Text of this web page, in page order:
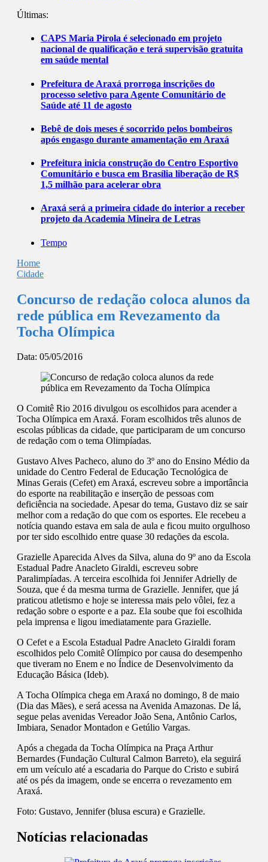
Últimas:
CAPS Maria Pirola é selecionado em projeto
nacional de qualificação e terá supervisão gratuita
em saúde mental
Prefeitura de Araxá prorroga inscrições do
processo seletivo para Agente Comunitário de
Saúde até 11 de agosto
Bebê de dois meses é socorrido pelos bombeiros
após engasgo durante amamentação em Araxá
Prefeitura inicia construção do Centro Esportivo
Comunitário e busca em Brasília liberação de R$
1,5 milhão para acelerar obra
Araxá será a primeira cidade do interior a receber
projeto da Academia Mineira de Letras
Tempo
Home
Cidade
Concurso de redação coloca alunos da
rede pública em Revezamento da
Tocha Olímpica
Data: 05/05/2016
O Comitê Rio 2016 divulgou os escolhidos para acender a
Tocha Olímpica em Araxá. Foram escolhidos três alunos de
escolas públicas da cidade, que participaram de um concurso
de redação com o tema Olimpíadas.
Gustavo Alves Pacheco, aluno do 3º ano do Ensino Médio da
unidade do Centro Federal de Educação Tecnológica de
Minas Gerais (Cefet) em Araxá, escreveu sobre a importância
do esporte na reabilitação e inserção de pessoas com
deficiência na sociedade. Apesar do tema, Gustavo diz se sair
melhor com a redação do que com os esportes. Ele recebeu a
notícia quando estava em sala de aula e ficou muito orgulhoso
por ter sido escolhido entre quase 30 redações da escola.
Grazielle Aparecida Alves da Silva, aluna do 9º ano da Escola
Estadual Padre Anacleto Giraldi, escreveu sobre
Paralimpíadas. A terceira escolhida foi Jennifer Adrielly de
Souza, que é da mesma turma de Grazielle. Jennifer, que já
praticou atletismo e hoje se interessa mais pelo vôlei, fez a
redação sobre o esporte e a paz. Ela soube que foi escolhida
pela imprensa e ligou imediatamente para Grazielle.
O Cefet e a Escola Estadual Padre Anacleto Giraldi foram
escolhidos pelo Comitê Olímpico por causa do desempenho
que tiveram no Enem e no Índice de Desenvolvimento da
Educação Básica (Ideb).
A Tocha Olímpica chega em Araxá no domingo, 8 de maio
(Dia das Mães), e será acessa na Avenida Amazonas. De lá,
segue pelas avenidas Vereador João Sena, Antônio Carlos,
Imbiara, Senador Montadon e Getúlio Vargas.
Após a chegada da Tocha Olímpica na Praça Arthur
Bernardes (Fundação Cultural Calmon Barreto), ela seguirá
em um veículo até a escadaria do Parque do Cristo e subirá
até os pés da imagem, onde se encerra o revezamento em
Araxá.
Foto: Gustavo, Jennifer (blusa escura) e Grazielle.
Notícias relacionadas